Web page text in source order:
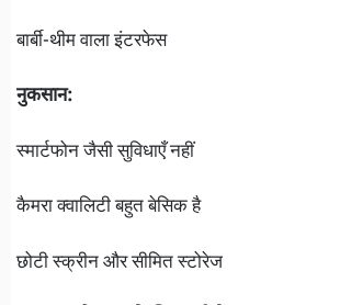
बार्बी-थीम वाला इंटरफेस
नुकसान:
स्मार्टफोन जैसी सुविधाएँ नहीं
कैमरा क्वालिटी बहुत बेसिक है
छोटी स्क्रीन और सीमित स्टोरेज